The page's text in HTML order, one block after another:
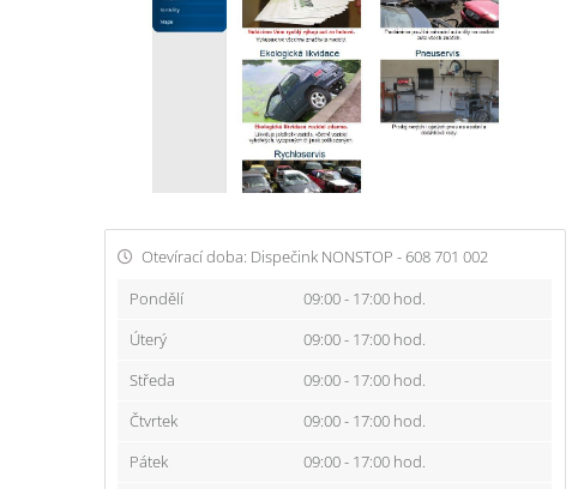
Otevírací doba: Dispečink NONSTOP - 608 701 002
Pondělí
09:00 - 17:00 hod.
Úterý
09:00 - 17:00 hod.
Středa
09:00 - 17:00 hod.
Čtvrtek
09:00 - 17:00 hod.
Pátek
09:00 - 17:00 hod.